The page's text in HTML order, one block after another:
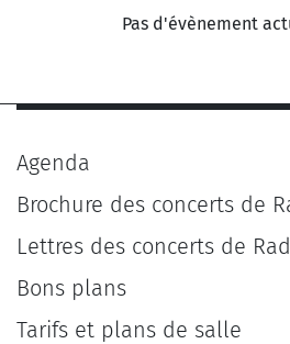
Pas d'évènement
Agenda
Brochure des concerts de
Lettres des concerts de
Bons plans
Tarifs et plans de salle